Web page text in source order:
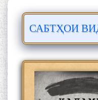
САБТҲОИ
ЛОҲУТӢ -